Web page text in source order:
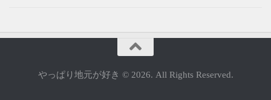
やっぱり地元が好き © 2026. All Rights Reserved.